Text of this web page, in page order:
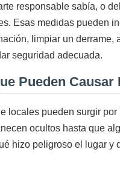
responsable sabía, o
Esas medidas pueden
limpiar un derrame,
seguridad adecuada.
Pueden Causar
locales pueden surgir
ocultos hasta que
hizo peligroso el lugar y